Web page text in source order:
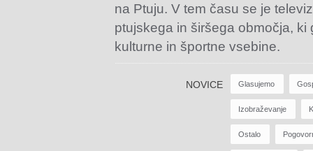
na Ptuju. V tem času se je
ptujskega in širšega območja,
kulturne in športne vsebine.
NOVICE Glasujemo
Izobraževanje
Ostalo